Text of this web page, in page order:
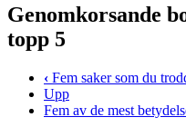
Genomkorsande
topp 5
‹ Fem saker som du
Upp
Fem av de mest